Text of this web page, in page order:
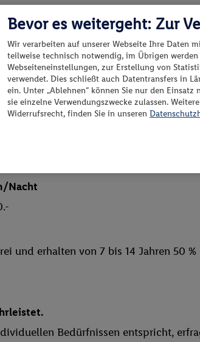
Nacht
und erhalten von 7 bis 14 Jahren 50
Bedürfnissen entspricht,
Bevor es weitergeht: Zur
Wir verarbeiten auf unserer Webseite Ihre Daten
teilweise technisch notwendig, im Übrigen
Webseiteneinstellungen, zur Erstellung von
verwendet. Dies schließt auch Datentransfers in
ein. Unter „Ablehnen“ können Sie nur den Einsatz
sie einzelne Verwendungszwecke zulassen.
Widerrufsrecht, finden Sie in unseren